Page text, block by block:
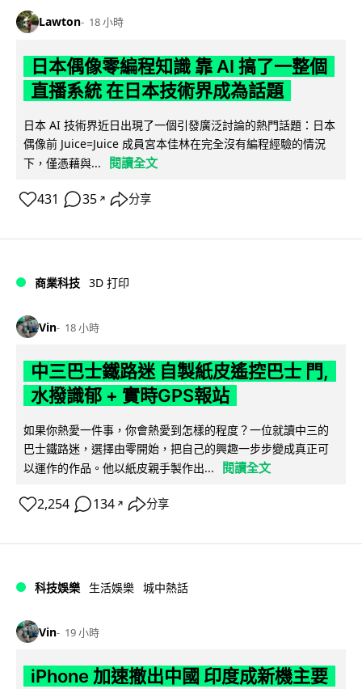
Lawton 18 小時
日本偶像零編程知識 靠 AI 搞了一整個
直播系統 在日本技術界成為話題
日本 AI 技術界近日出現了一個引發廣泛討論的熱門話題：日本
偶像前 Juice=Juice 成員宮本佳林在完全沒有編程經驗的情況
下，僅憑藉與...
閱讀全文
431 35 ↗ 分享
商業科技 3D 打印
Vin 18 小時
中三巴士鐵路迷 自製紙皮遙控巴士 門,
水撥識郁 + 實時GPS報站
如果你熱愛一件事，你會熱愛到怎樣的程度？一位就讀中三的
巴士鐵路迷，選擇由零開始，把自己的興趣一步步變成真正可
以運作的作品。他以紙皮親手製作出...
閱讀全文
2,254 134 ↗ 分享
科技娛樂 生活娛樂 城中熱話
Vin 19 小時
iPhone 加速撤出中國 印度成新機主要